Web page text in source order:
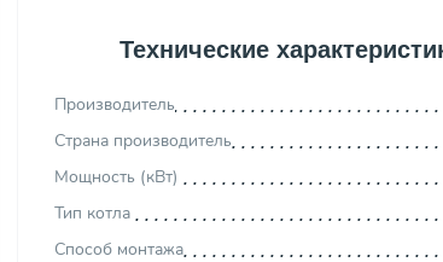
Технические
Производитель
Страна производитель
Мощность (кВт)
Тип котла
Способ монтажа